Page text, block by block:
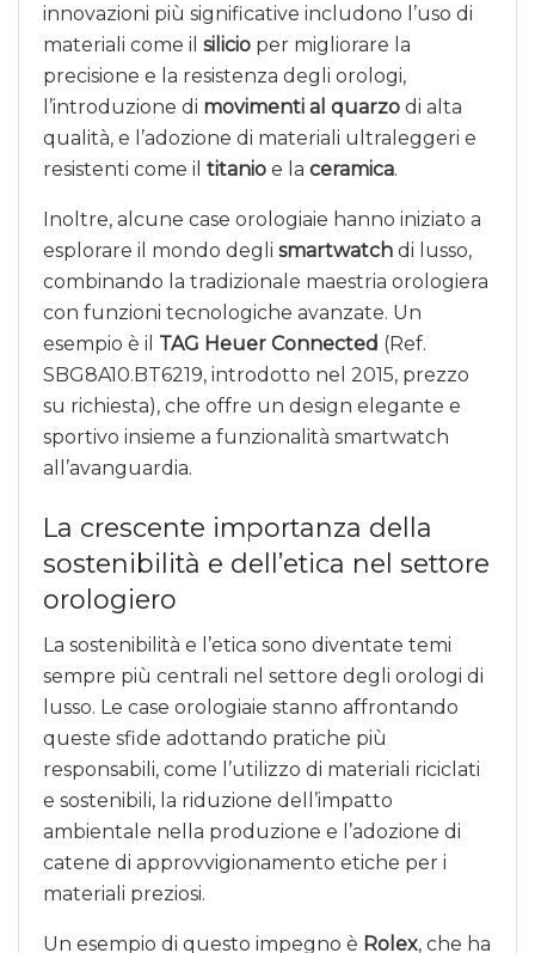
innovazioni più significative includono l’uso di
materiali come il silicio per migliorare la
precisione e la resistenza degli orologi,
l’introduzione di movimenti al quarzo di alta
qualità, e l’adozione di materiali ultraleggeri e
resistenti come il titanio e la ceramica.
Inoltre, alcune case orologiaie hanno iniziato a
esplorare il mondo degli smartwatch di lusso,
combinando la tradizionale maestria orologiera
con funzioni tecnologiche avanzate. Un
esempio è il TAG Heuer Connected (Ref.
SBG8A10.BT6219, introdotto nel 2015, prezzo
su richiesta), che offre un design elegante e
sportivo insieme a funzionalità smartwatch
all’avanguardia.
La crescente importanza della
sostenibilità e dell’etica nel settore
orologiero
La sostenibilità e l’etica sono diventate temi
sempre più centrali nel settore degli orologi di
lusso. Le case orologiaie stanno affrontando
queste sfide adottando pratiche più
responsabili, come l’utilizzo di materiali riciclati
e sostenibili, la riduzione dell’impatto
ambientale nella produzione e l’adozione di
catene di approvvigionamento etiche per i
materiali preziosi.
Un esempio di questo impegno è Rolex, che ha